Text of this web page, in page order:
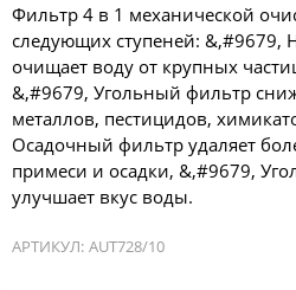
Фильтр 4 в 1 механической
следующих ступеней: &,#9679,
очищает воду от крупных
&,#9679, Угольный фильтр
металлов, пестицидов,
Осадочный фильтр удаляет
примеси и осадки, &,#9679,
улучшает вкус воды.
АРТИКУЛ: AUT728/10